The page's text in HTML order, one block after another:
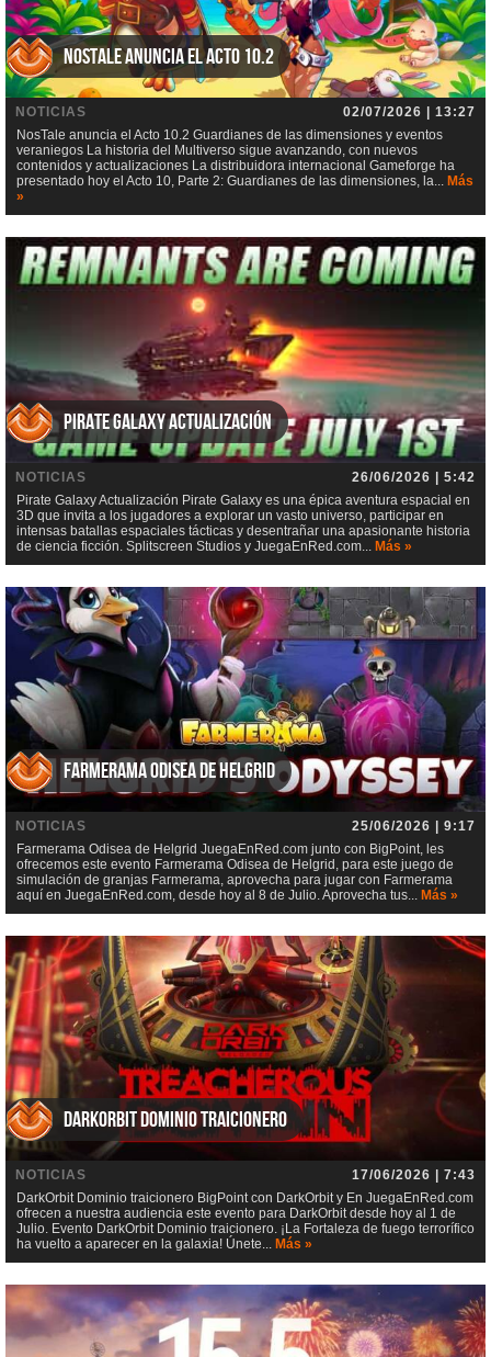
NosTale anuncia el Acto 10.2
NOTICIAS
02/07/2026 | 13:27
NosTale anuncia el Acto 10.2 Guardianes de las dimensiones y eventos
veraniegos La historia del Multiverso sigue avanzando, con nuevos
contenidos y actualizaciones La distribuidora internacional Gameforge ha
presentado hoy el Acto 10, Parte 2: Guardianes de las dimensiones, la... Más
»
Pirate Galaxy Actualización
NOTICIAS
26/06/2026 | 5:42
Pirate Galaxy Actualización Pirate Galaxy es una épica aventura espacial en
3D que invita a los jugadores a explorar un vasto universo, participar en
intensas batallas espaciales tácticas y desentrañar una apasionante historia
de ciencia ficción. Splitscreen Studios y JuegaEnRed.com... Más »
Farmerama Odisea de Helgrid
NOTICIAS
25/06/2026 | 9:17
Farmerama Odisea de Helgrid JuegaEnRed.com junto con BigPoint, les
ofrecemos este evento Farmerama Odisea de Helgrid, para este juego de
simulación de granjas Farmerama, aprovecha para jugar con Farmerama
aquí en JuegaEnRed.com, desde hoy al 8 de Julio. Aprovecha tus... Más »
DarkOrbit Dominio traicionero
NOTICIAS
17/06/2026 | 7:43
DarkOrbit Dominio traicionero BigPoint con DarkOrbit y En JuegaEnRed.com
ofrecen a nuestra audiencia este evento para DarkOrbit desde hoy al 1 de
Julio. Evento DarkOrbit Dominio traicionero. ¡La Fortaleza de fuego terrorífico
ha vuelto a aparecer en la galaxia! Únete... Más »